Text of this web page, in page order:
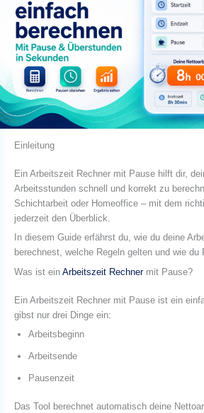
Einleitung
Ein Arbeitszeit Rechner mit Pause hilft dir,
Arbeitsstunden schnell und korrekt zu
Schichtarbeit oder Homeoffice – mit dem
jederzeit den Überblick.
In diesem Guide erfährst du, wie du deine
berechnest, welche Regeln gelten und wie du
Was ist ein Arbeitszeit Rechnermit Pause?
Ein Arbeitszeit Rechner mit Pause ist ein
gibst nur drei Dinge ein:
Arbeitsbeginn
Arbeitsende
Pausenzeit
Das Tool berechnet automatisch deine